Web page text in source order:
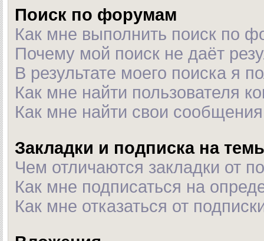
Поиск по форумам
Как мне выполнить поиск по
Почему мой поиск не даёт
В результате моего поиска я
Как мне найти пользователя
Как мне найти свои
Закладки и подписка на
Чем отличаются закладки от
Как мне подписаться на
Как мне отказаться от